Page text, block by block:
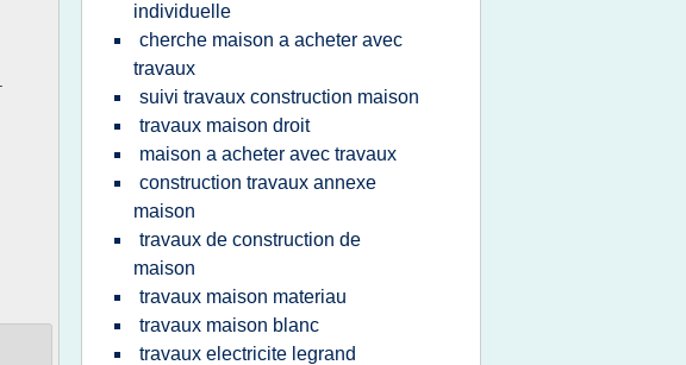
individuelle
cherche maison a acheter avec
travaux
suivi travaux construction maison
travaux maison droit
maison a acheter avec travaux
construction travaux annexe
maison
travaux de construction de
maison
travaux maison materiau
travaux maison blanc
travaux electricite legrand